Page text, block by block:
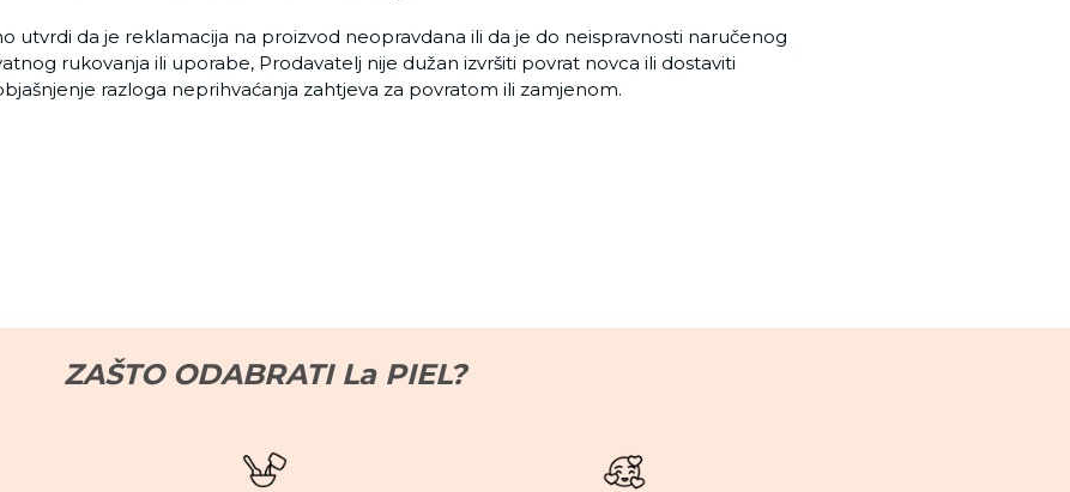
utvrdi da je reklamacija na proizvod neopravdana ili da je do neispravnosti naručenog
rukovanja ili uporabe, Prodavatelj nije dužan izvršiti povrat novca ili dostaviti
razloga neprihvaćanja zahtjeva za povratom ili zamjenom.
ZAŠTO ODABRATI La PIEL?